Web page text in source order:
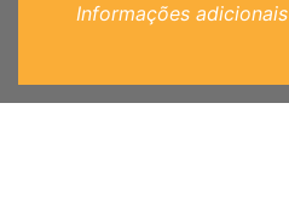
Informações adicionais